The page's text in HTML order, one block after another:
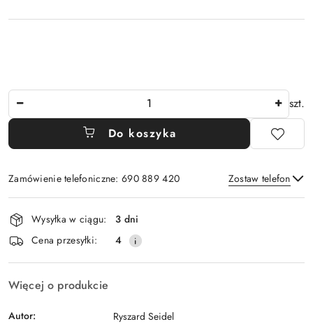
szt.
Do koszyka
Zamówienie telefoniczne: 690 889 420 Zostaw telefon
Wyślij
Dostępność
i
dostawa
Wysyłka w ciągu:
3 dni
Cena przesyłki:
4
Więcej o produkcie
Autor: Ryszard Seidel